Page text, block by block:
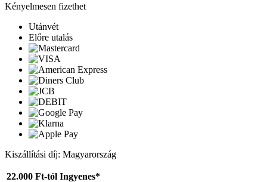
Kényelmesen fizethet
Utánvét
Előre utalás
Kiszállítási díj: Magyarország
22.000 Ft-tól Ingyenes*